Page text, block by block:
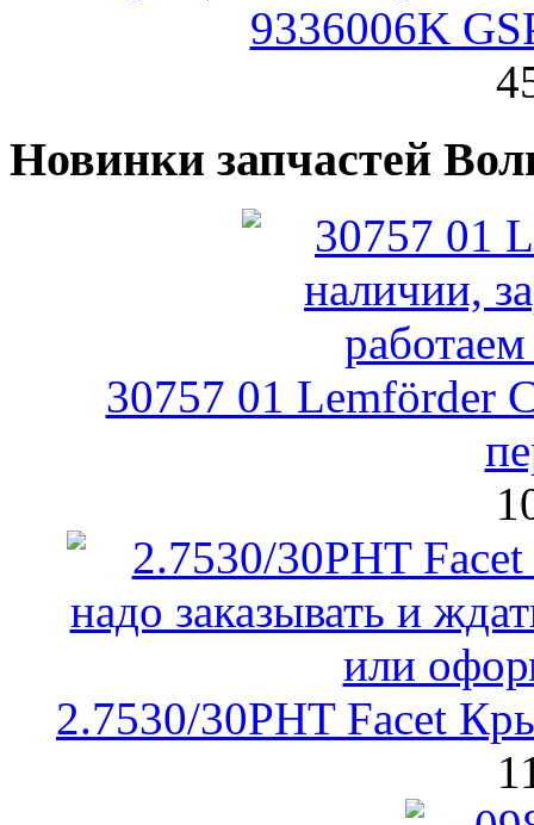
9336006K
Новинки запчастей
30757 01 Lemförder
2.7530/30PHT Facet